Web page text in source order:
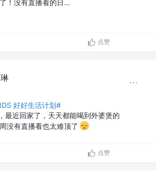
！没有直播看的日…
点赞
好好生活计划#
最近回家了，天天都能喝到外婆煲的
没有直播看也太难顶了
点赞